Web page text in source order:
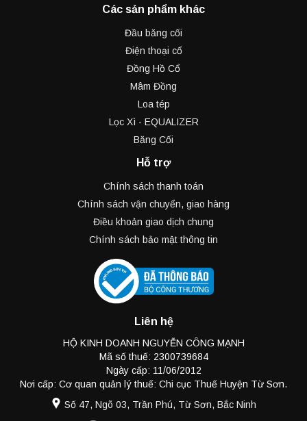
Các sản phẩm khác
Đầu băng cối
Điện thoại cổ
Đồng Hồ Cổ
Mâm Đồng
Loa tép
Lọc Xì - EQUALIZER
Băng Cối
Hỗ trợ
Chính sách thanh toán
Chính sách vận chuyển, giao hàng
Điều khoản giao dịch chung
Chính sách bảo mật thông tin
Liên hệ
HỘ KINH DOANH NGUYỄN CÔNG MẠNH
Mã số thuế: 2300739684
Ngày cấp: 11/06/2012
Nơi cấp: Cơ quan quản lý thuế: Chi cục Thuế Huyện Từ Sơn.
Số 47, Ngõ 03, Trần Phú, Từ Sơn, Bắc Ninh